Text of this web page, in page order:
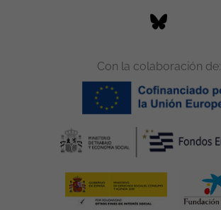
Con la colaboración de: